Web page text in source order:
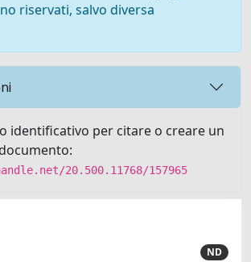
riservati, salvo diversa
identificativo per citare o creare un
20.500.11768/157965
ND